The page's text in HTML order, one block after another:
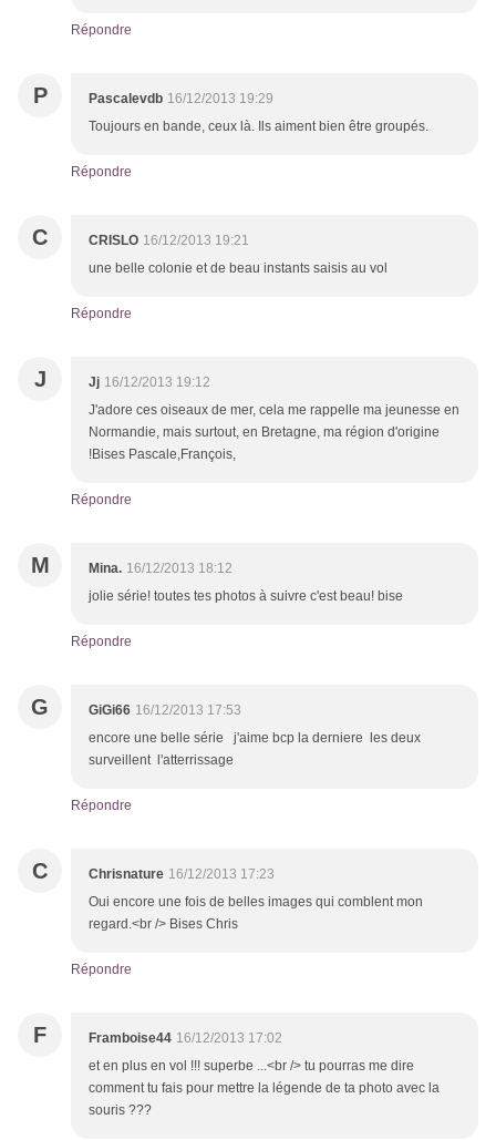
Répondre
P Pascalevdb 16/12/2013 19:29
Toujours en bande, ceux là. Ils aiment bien être groupés.
Répondre
C CRISLO 16/12/2013 19:21
une belle colonie et de beau instants saisis au vol
Répondre
J Jj 16/12/2013 19:12
J'adore ces oiseaux de mer, cela me rappelle ma jeunesse en
Normandie, mais surtout, en Bretagne, ma région d'origine
!Bises Pascale,François,
Répondre
M Mina. 16/12/2013 18:12
jolie série! toutes tes photos à suivre c'est beau! bise
Répondre
G GiGi66 16/12/2013 17:53
encore une belle série j'aime bcp la derniere les deux
surveillent l'atterrissage
Répondre
C Chrisnature 16/12/2013 17:23
Oui encore une fois de belles images qui comblent mon
regard.<br /> Bises Chris
Répondre
F Framboise44 16/12/2013 17:02
et en plus en vol !!! superbe ...<br /> tu pourras me dire
comment tu fais pour mettre la légende de ta photo avec la
souris ???